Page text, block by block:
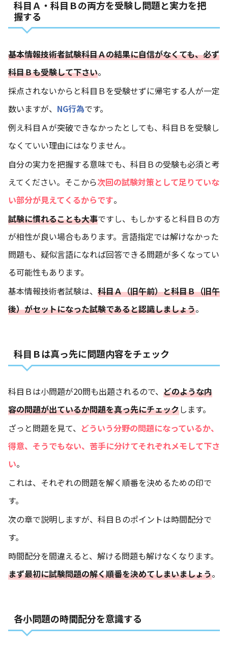
科目Ａ・科目Ｂの両方を受験し問題と実力を把
握する
基本情報技術者試験科目Ａの結果に自信がなくても、必ず
科目Ｂも受験して下さい。
採点されないからと科目Ｂを受験せずに帰宅する人が一定
数いますが、 NG行為です。
例え科目Ａが突破できなかったとしても、科目Ｂを受験し
なくていい理由にはなりません。
自分の実力を把握する意味でも、科目Ｂの受験も必須と考
えてください。そこから次回の試験対策として足りていな
い部分が見えてくるからです。
試験に慣れることも大事ですし、もしかすると科目Ｂの方
が相性が良い場合もあります。言語指定では解けなかった
問題も、疑似言語になれば回答できる問題が多くなってい
る可能性もあります。
基本情報技術者試験は、 科目Ａ（旧午前）と科目Ｂ（旧午
後）がセットになった試験であると認識しましょう。
科目Ｂは真っ先に問題内容をチェック
科目Ｂは小問題が20問も出題されるので、 どのような内
容の問題が出ているか問題を真っ先にチェックします。
ざっと問題を見て、 どういう分野の問題になっているか、
得意、そうでもない、苦手に分けてそれぞれメモして下さ
い。
これは、それぞれの問題を解く順番を決めるための印で
す。
次の章で説明しますが、科目Ｂのポイントは時間配分で
す。
時間配分を間違えると、解ける問題も解けなくなります。
まず最初に試験問題の解く順番を決めてしまいましょう。
各小問題の時間配分を意識する